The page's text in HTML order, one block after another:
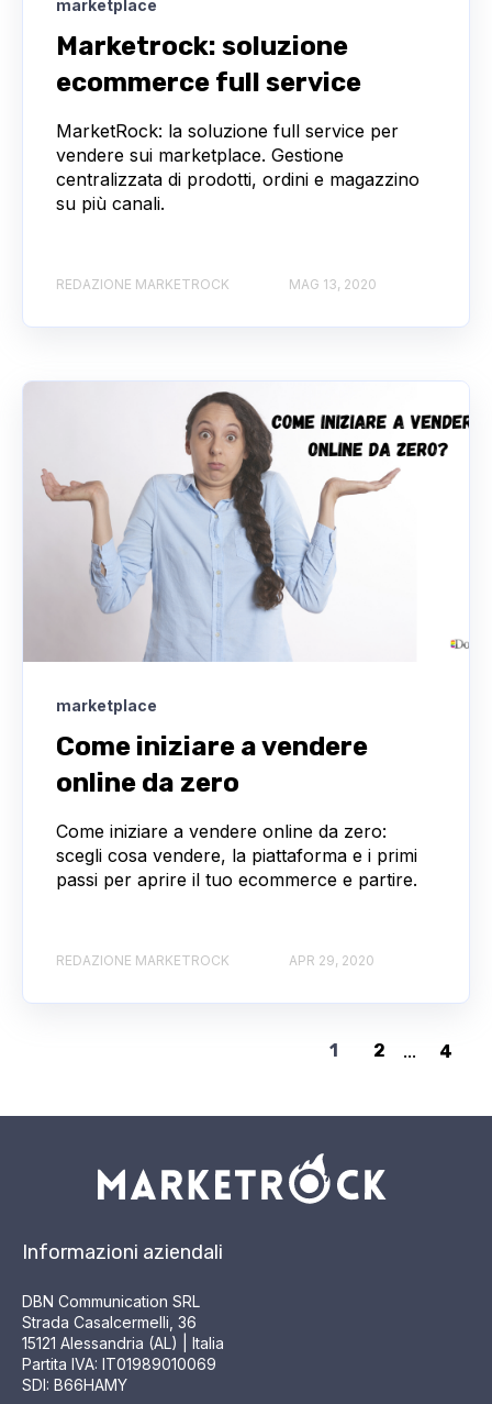
marketplace
Marketrock: soluzione
ecommerce full service
MarketRock: la soluzione full service per
vendere sui marketplace. Gestione
centralizzata di prodotti, ordini e magazzino
su più canali.
REDAZIONE MARKETROCK MAG 13, 2020
marketplace
Come iniziare a vendere
online da zero
Come iniziare a vendere online da zero:
scegli cosa vendere, la piattaforma e i primi
passi per aprire il tuo ecommerce e partire.
REDAZIONE MARKETROCK APR 29, 2020
1 2 ... 4
Informazioni aziendali
DBN Communication SRL
Strada Casalcermelli, 36
15121 Alessandria (AL) | Italia
Partita IVA: IT01989010069
SDI: B66HAMY